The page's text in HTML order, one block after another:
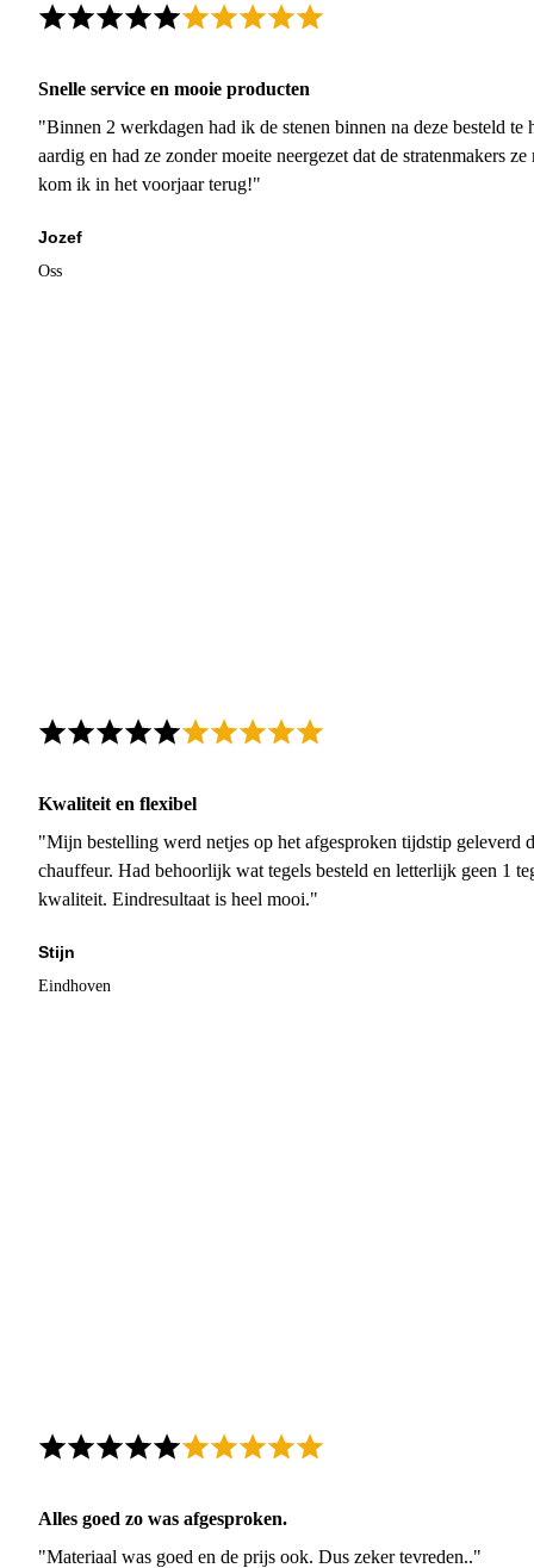
Snelle service en mooie producten
"Binnen 2 werkdagen had ik de stenen binnen na deze besteld
aardig en had ze zonder moeite neergezet dat de stratenmakers
kom ik in het voorjaar terug!"
Jozef
Oss
Kwaliteit en flexibel
"Mijn bestelling werd netjes op het afgesproken tijdstip geleverd
chauffeur. Had behoorlijk wat tegels besteld en letterlijk geen 1
kwaliteit. Eindresultaat is heel mooi."
Stijn
Eindhoven
Alles goed zo was afgesproken.
"Materiaal was goed en de prijs ook. Dus zeker tevreden.."